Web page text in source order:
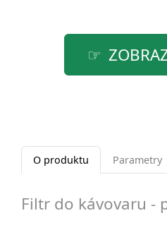
O produktu Parametry
Filtr do kávovaru -